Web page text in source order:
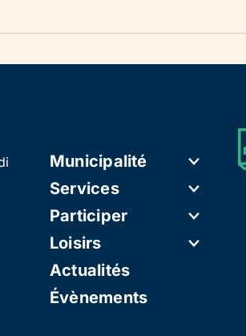
Municipalité
Services
Participer
Loisirs
Actualités
Évènements